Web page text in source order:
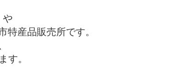
や
産品販売所です。
す。